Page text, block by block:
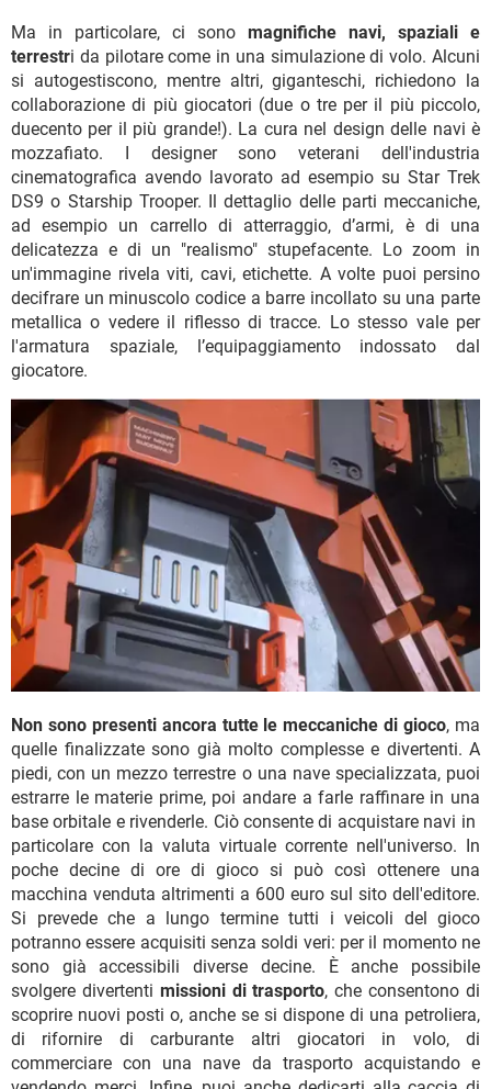
Ma in particolare, ci sono magnifiche navi, spaziali e
terrestri da pilotare come in una simulazione di volo. Alcuni
si autogestiscono, mentre altri, giganteschi, richiedono la
collaborazione di più giocatori (due o tre per il più piccolo,
duecento per il più grande!). La cura nel design delle navi è
mozzafiato. I designer sono veterani dell'industria
cinematografica avendo lavorato ad esempio su Star Trek
DS9 o Starship Trooper. Il dettaglio delle parti meccaniche,
ad esempio un carrello di atterraggio, d’armi, è di una
delicatezza e di un "realismo" stupefacente. Lo zoom in
un'immagine rivela viti, cavi, etichette. A volte puoi persino
decifrare un minuscolo codice a barre incollato su una parte
metallica o vedere il riflesso di tracce. Lo stesso vale per
l'armatura spaziale, l’equipaggiamento indossato dal
giocatore.
Non sono presenti ancora tutte le meccaniche di gioco, ma
quelle finalizzate sono già molto complesse e divertenti. A
piedi, con un mezzo terrestre o una nave specializzata, puoi
estrarre le materie prime, poi andare a farle raffinare in una
base orbitale e rivenderle. Ciò consente di acquistare navi in ​​
particolare con la valuta virtuale corrente nell'universo. In
poche decine di ore di gioco si può così ottenere una
macchina venduta altrimenti a 600 euro sul sito dell'editore.
Si prevede che a lungo termine tutti i veicoli del gioco
potranno essere acquisiti senza soldi veri: per il momento ne
sono già accessibili diverse decine. È anche possibile
svolgere divertenti missioni di trasporto, che consentono di
scoprire nuovi posti o, anche se si dispone di una petroliera,
di rifornire di carburante altri giocatori in volo, di
commerciare con una nave da trasporto acquistando e